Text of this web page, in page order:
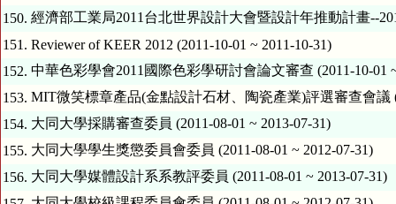
150. 經濟部工業局2011台北世界設計大會暨設計年推動計畫--
151. Reviewer of KEER 2012 (2011-10-01 ~ 2011-10-31)
152. 中華色彩學會2011國際色彩學研討會論文審查 (2011-10-01
153. MIT微笑標章產品(金點設計石材、陶瓷產業)評選審查會議
154. 大同大學採購審查委員 (2011-08-01 ~ 2013-07-31)
155. 大同大學學生獎懲委員會委員 (2011-08-01 ~ 2012-07-31)
156. 大同大學媒體設計系系教評委員 (2011-08-01 ~ 2013-07-31)